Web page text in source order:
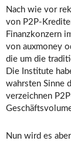
Nach wie vor
von P2P-
Finanzkonzern
von auxmoney
die um die
Die Institute
wahrsten Sinne
verzeichnen
Nun wird es